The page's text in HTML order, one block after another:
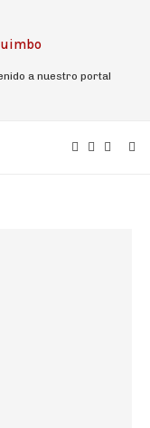
a nuestro portal